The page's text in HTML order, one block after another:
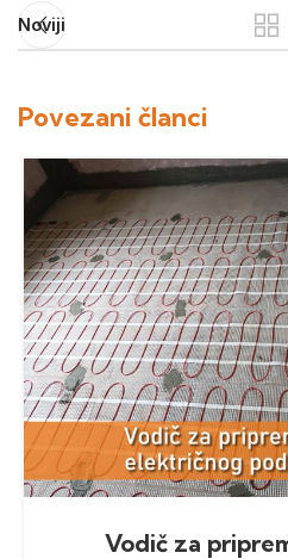
Noviji
Povezani članci
Vodič za